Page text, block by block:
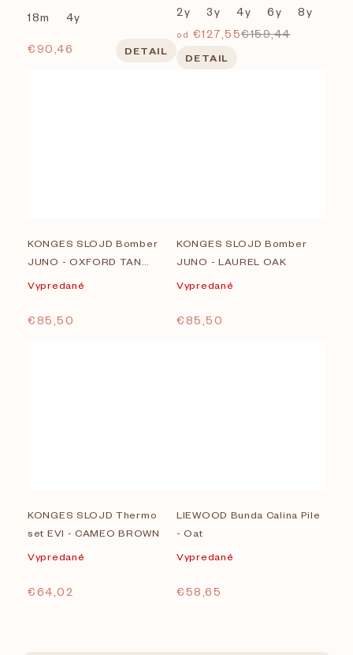
18m 4y
€90,46 DETAIL
2y 3y 4y 6y 8y
od €127,55€159,44
DETAIL
KONGES SLOJD Bomber
JUNO - OXFORD TAN
Vypredané
€85,50
KONGES SLOJD Bomber
JUNO - LAUREL OAK
Vypredané
€85,50
KONGES SLOJD Thermo
set EVI - CAMEO BROWN
Vypredané
€64,02
LIEWOOD Bunda Calina Pile
- Oat
Vypredané
€58,65